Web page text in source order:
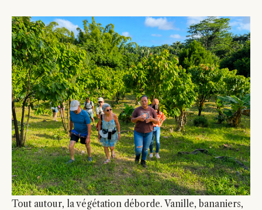
Tout autour, la végétation déborde. Vanille, bananiers,